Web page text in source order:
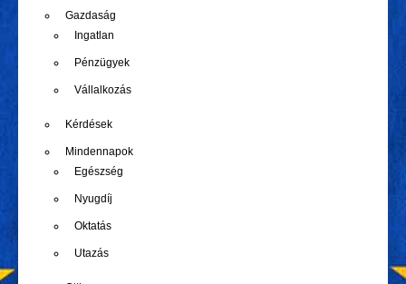
Gazdaság
Ingatlan
Pénzügyek
Vállalkozás
Kérdések
Mindennapok
Egészség
Nyugdíj
Oktatás
Utazás